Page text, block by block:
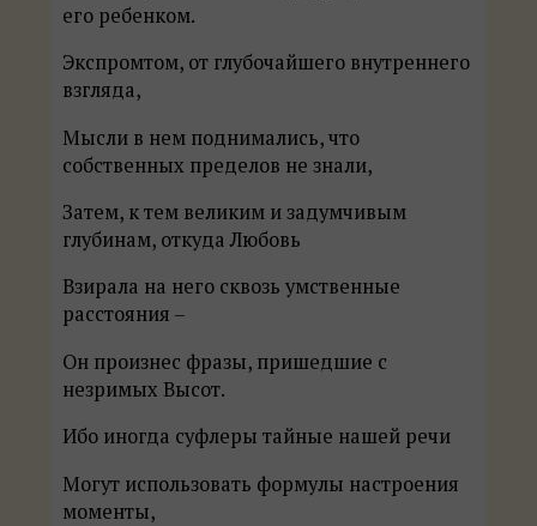
его ребенком.
Экспромтом, от глубочайшего внутреннего
взгляда,
Мысли в нем поднимались, что
собственных пределов не знали,
Затем, к тем великим и задумчивым
глубинам, откуда Любовь
Взирала на него сквозь умственные
расстояния –
Он произнес фразы, пришедшие с
незримых Высот.
Ибо иногда суфлеры тайные нашей речи
Могут использовать формулы настроения
моменты,